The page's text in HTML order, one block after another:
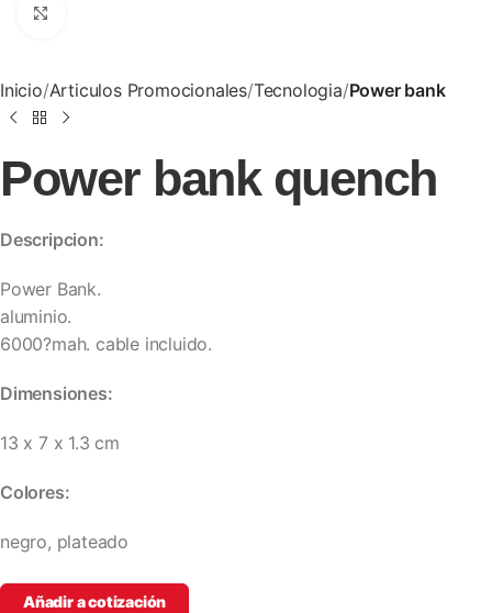
Inicio Articulos Promocionales Tecnologia Power bank
Power bank quench
Descripcion:
Power Bank.
aluminio.
6000?mah. cable incluido.
Dimensiones:
13 x 7 x 1.3 cm
Colores:
negro, plateado
Añadir a cotización